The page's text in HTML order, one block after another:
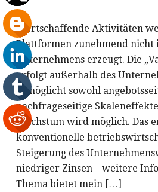
Wertschaffende Aktivitäten
Plattformen zunehmend nicht
Unternehmens erzeugt. Die
erfolgt außerhalb des
ermöglicht sowohl
nachfrageseitige
Wachstum wird möglich. Das
konventionelle
Steigerung des
niedriger Zinsen – weitere
Thema bietet mein […]